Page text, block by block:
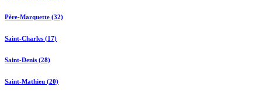
Père-Marquette (32)
Saint-Charles (17)
Saint-Denis (28)
Saint-Mathieu (20)